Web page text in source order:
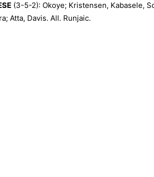
(3-5-2): Okoye; Kristensen, Kabasele,
Atta, Davis. All. Runjaic.